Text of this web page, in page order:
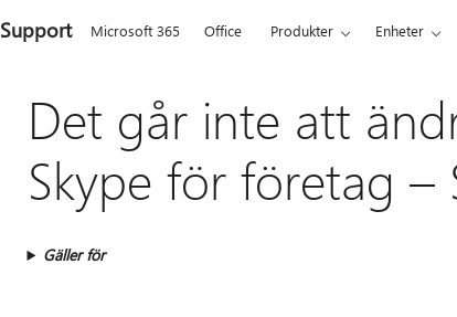
Support Microsoft 365 Office Produkter Enheter
Det går inte att
Skype för företag –
Gäller för